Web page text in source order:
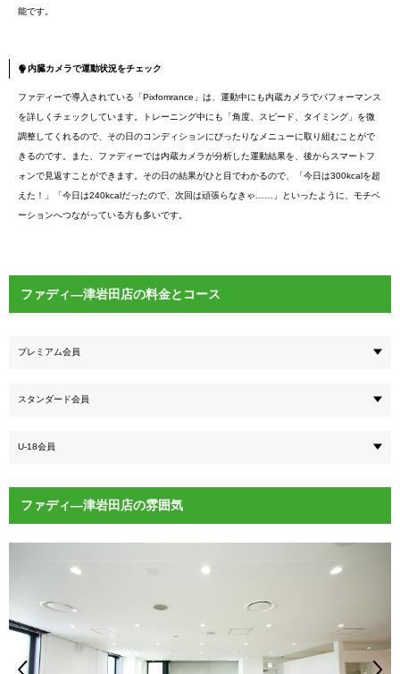
能です。
内臓カメラで運動状況をチェック
ファディーで導入されている「Pixfomrance」は、運動中にも内蔵カメラでパフォーマンス
を詳しくチェックしています。トレーニング中にも「角度、スピード、タイミング」を微
調整してくれるので、その日のコンディションにぴったりなメニューに取り組むことがで
きるのです。また、ファディーでは内蔵カメラが分析した運動結果を、後からスマートフ
ォンで見返すことができます。その日の結果がひと目でわかるので、「今日は300kcalを超
えた！」「今日は240kcalだったので、次回は頑張らなきゃ……」といったように、モチベ
ーションへつながっている方も多いです。
ファディ―津岩田店の料金とコース
プレミアム会員
スタンダード会員
U-18会員
ファディ―津岩田店の雰囲気